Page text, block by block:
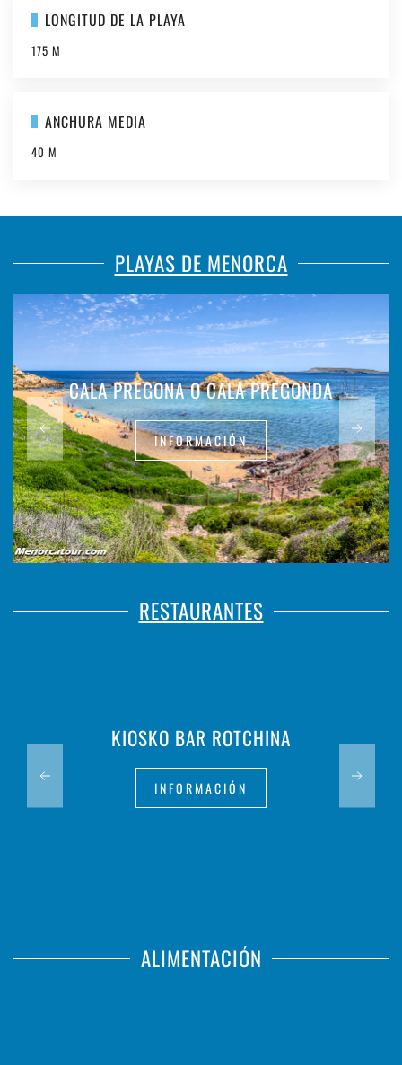
LONGITUD DE LA PLAYA
175 M
ANCHURA MEDIA
40 M
PLAYAS DE MENORCA
CALA PREGONA O CALA PREGONDA
INFORMACIÓN
RESTAURANTES
KIOSKO BAR ROTCHINA
INFORMACIÓN
ALIMENTACIÓN